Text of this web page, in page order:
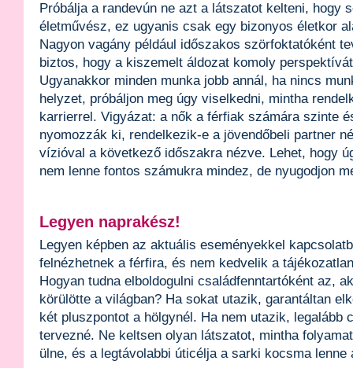
Próbálja a randevún ne azt a látszatot kelteni, hogy
életművész, ez ugyanis csak egy bizonyos életkor
Nagyon vagány például időszakos szörfoktatóként
biztos, hogy a kiszemelt áldozat komoly
Ugyanakkor minden munka jobb annál, ha nincs
helyzet, próbáljon meg úgy viselkedni, mintha
karrierrel. Vigyázat: a nők a férfiak számára szinte
nyomozzák ki, rendelkezik-e a jövendőbeli partner
vízióval a következő időszakra nézve. Lehet, hogy
nem lenne fontos számukra mindez, de nyugodjon
Legyen naprakész!
Legyen képben az aktuális eseményekkel
felnézhetnek a férfira, és nem kedvelik a
Hogyan tudna elboldogulni családfenntartóként az,
körülötte a világban? Ha sokat utazik, garantáltan
két pluszpontot a hölgynél. Ha nem utazik, legalább
tervezné. Ne keltsen olyan látszatot, mintha
ülne, és a legtávolabbi úticélja a sarki kocsma lenne